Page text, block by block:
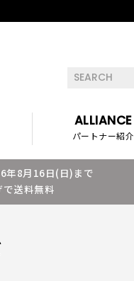
ALLIANCE
パートナー紹介
年8月16日(日)まで
送料無料